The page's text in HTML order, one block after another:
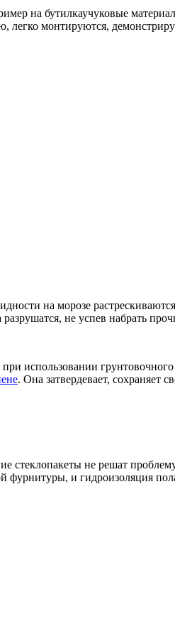
на бутилкаучуковые
легко монтируются,
на морозе
не успев набрать
использовании
. Она затвердевает, сохраняет
не решат
фурнитуры, и гидроизоляция